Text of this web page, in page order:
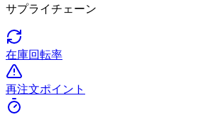
サプライチェーン
在庫回転率
再注文ポイント